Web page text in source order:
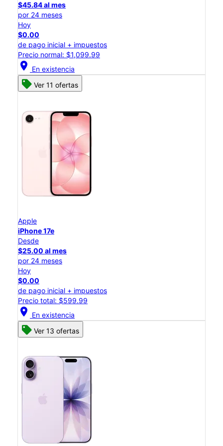
$45.84 al mes
por 24 meses
Hoy
$0.00
de pago inicial + impuestos
Precio normal: $1,099.99
location_on En existencia
Ver 11 ofertas
Apple
iPhone 17e
Desde
$25.00 al mes
por 24 meses
Hoy
$0.00
de pago inicial + impuestos
Precio total: $599.99
location_on En existencia
Ver 13 ofertas